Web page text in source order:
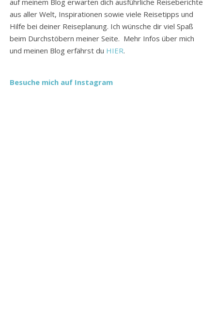
auf meinem Blog erwarten dich ausführliche Reiseberichte
aus aller Welt, Inspirationen sowie viele Reisetipps und
Hilfe bei deiner Reiseplanung. Ich wünsche dir viel Spaß
beim Durchstöbern meiner Seite. Mehr Infos über mich
und meinen Blog erfährst du HIER.
Besuche mich auf Instagram